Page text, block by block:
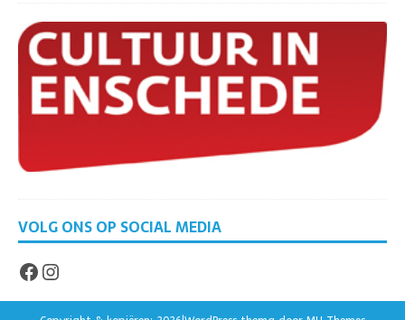
VOLG ONS OP SOCIAL MEDIA